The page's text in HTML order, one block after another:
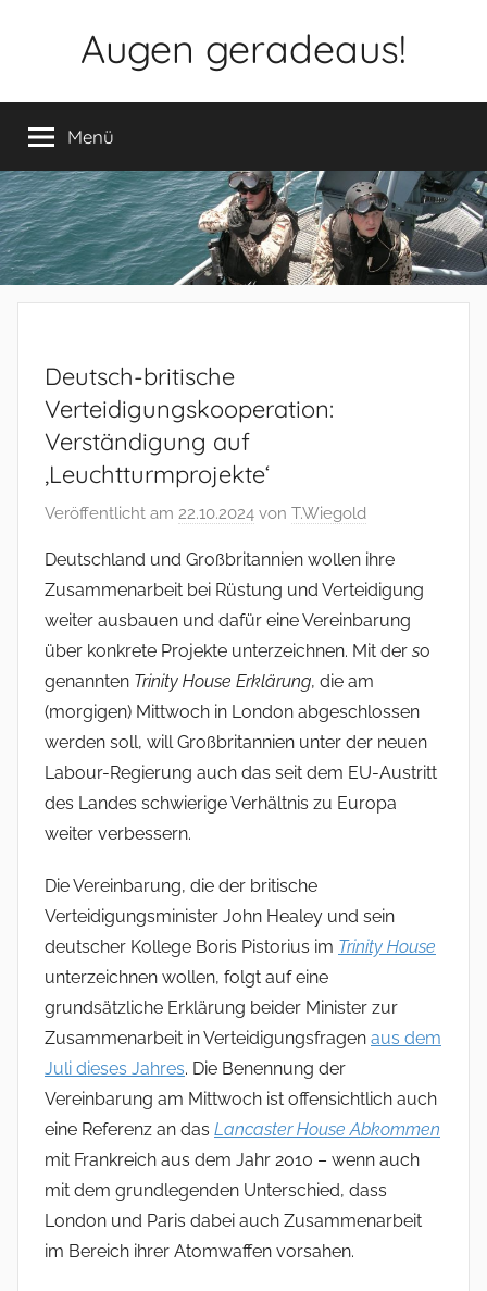
Augen geradeaus!
Menü
Deutsch-britische
Verteidigungskooperation:
Verständigung auf
‚Leuchtturmprojekte‘
Veröffentlicht am 22.10.2024 von T.Wiegold
Deutschland und Großbritannien wollen ihre
Zusammenarbeit bei Rüstung und Verteidigung
weiter ausbauen und dafür eine Vereinbarung
über konkrete Projekte unterzeichnen. Mit der so
genannten Trinity House Erklärung, die am
(morgigen) Mittwoch in London abgeschlossen
werden soll, will Großbritannien unter der neuen
Labour-Regierung auch das seit dem EU-Austritt
des Landes schwierige Verhältnis zu Europa
weiter verbessern.
Die Vereinbarung, die der britische
Verteidigungsminister John Healey und sein
deutscher Kollege Boris Pistorius im Trinity House
unterzeichnen wollen, folgt auf eine
grundsätzliche Erklärung beider Minister zur
Zusammenarbeit in Verteidigungsfragen aus dem
Juli dieses Jahres. Die Benennung der
Vereinbarung am Mittwoch ist offensichtlich auch
eine Referenz an das Lancaster House Abkommen
mit Frankreich aus dem Jahr 2010 – wenn auch
mit dem grundlegenden Unterschied, dass
London und Paris dabei auch Zusammenarbeit
im Bereich ihrer Atomwaffen vorsahen.